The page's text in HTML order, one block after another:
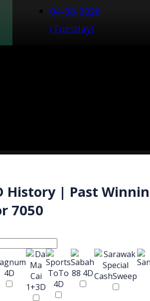
04-08-2026
(Tuesday)
History | Past
7050